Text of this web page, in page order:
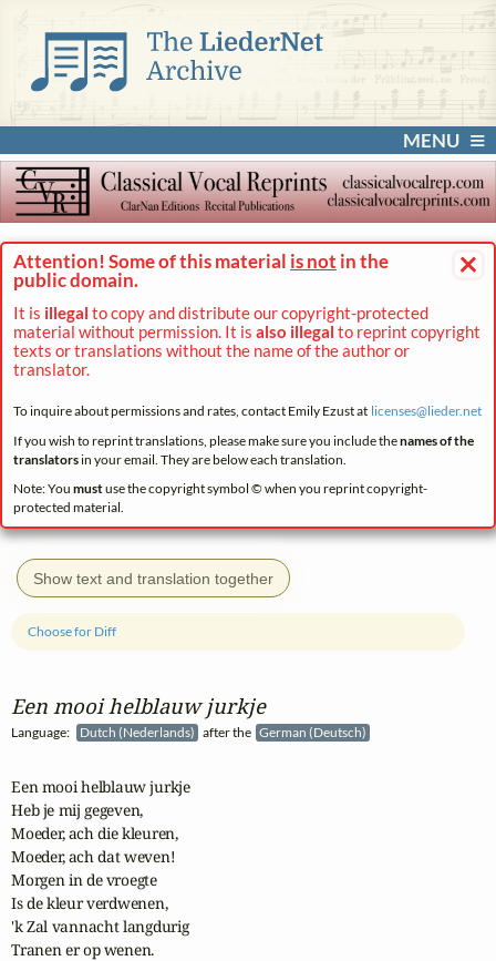
MENU
×
Attention! Some of this material is not in the
public domain.
It is illegal to copy and distribute our copyright-protected
material without permission. It is also illegal to reprint copyright
texts or translations without the name of the author or
translator.
To inquire about permissions and rates, contact Emily Ezust at licenses@lieder.net
If you wish to reprint translations, please make sure you include thenames of the
translatorsin your email. They are below each translation.
Note: You mustuse the copyright symbol © when you reprint copyright-
protected material.
Show text and translation together
Een mooi helblauw jurkje
Language: Dutch (Nederlands) after the German (Deutsch)
Choose for Diff
Een mooi helblauw jurkje
Heb je mij gegeven,
Moeder, ach die kleuren,
Moeder, ach dat weven!
Morgen in de vroegte
Is de kleur verdwenen,
'k Zal vannacht langdurig
Tranen er op wenen.